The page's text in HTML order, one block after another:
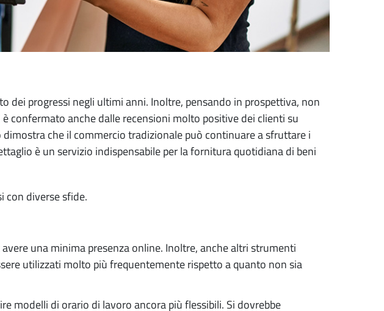
dei progressi negli ultimi anni. Inoltre, pensando in prospettiva, non
confermato anche dalle recensioni molto positive dei clienti su
che il commercio tradizionale può continuare a sfruttare i
è un servizio indispensabile per la fornitura quotidiana di beni
con diverse sfide.
una minima presenza online. Inoltre, anche altri strumenti
utilizzati molto più frequentemente rispetto a quanto non sia
modelli di orario di lavoro ancora più flessibili. Si dovrebbe